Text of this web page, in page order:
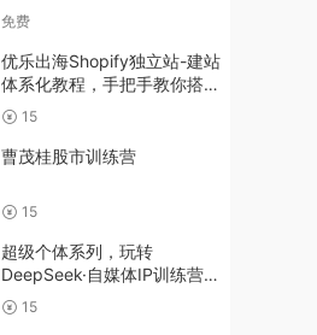
出框
免费
优乐出海Shopify独立站-建站
体系化教程，手把手教你搭建
独立站（8节视频课）
15
曹茂桂股市训练营
15
超级个体系列，玩转
DeepSeek·自媒体IP训练营，
deepseek教程
15